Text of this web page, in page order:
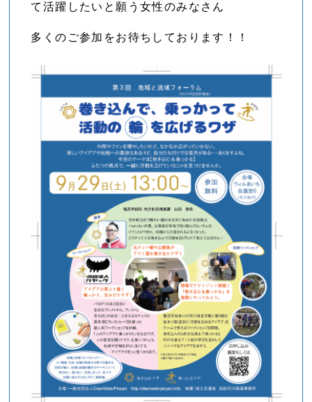
て活躍したいと願う女性のみなさん
多くのご参加をお待ちしております！！